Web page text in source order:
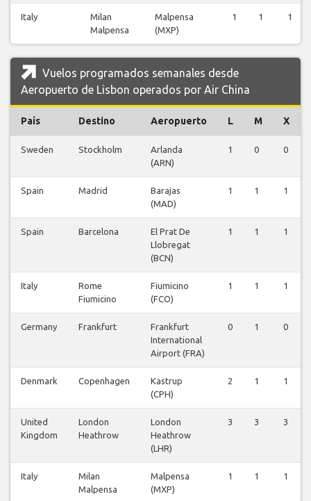
Italy
Milan
Malpensa
Malpensa
(MXP)
1 1 1
Vuelos programados semanales desde
Aeropuerto de Lisbon operados por Air China
País Destino Aeropuerto L M X
Sweden Stockholm
Arlanda
(ARN)
1 0 0
Spain Madrid
Barajas
(MAD)
1 1 1
Spain Barcelona
El Prat De
Llobregat
(BCN)
1 1 1
Italy
Rome
Fiumicino
Fiumicino
(FCO)
1 1 1
Germany Frankfurt
Frankfurt
International
Airport (FRA)
0 1 0
Denmark Copenhagen
Kastrup
(CPH)
2 1 1
United
Kingdom
London
Heathrow
London
Heathrow
(LHR)
3 3 3
Italy
Milan
Malpensa
Malpensa
(MXP)
1 1 1